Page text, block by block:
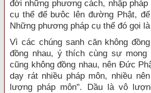
đời những phương cách, nhập pháp
cụ thể để bưôc lên đường Phật,
Những phương pháp cụ thể đó gọi
Vì các chúng sanh căn không
đồng nhau, ý thích cùng sự mong
cũng không đồng nhau, nên Đức
dạy rát nhiều pháp môn, nhiều
lượng pháp môn". Dầu là vô